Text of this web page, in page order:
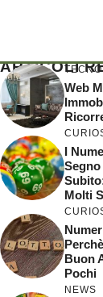
ARTICOLI
Web
I
Molti
Buon
Pochi
NEWS